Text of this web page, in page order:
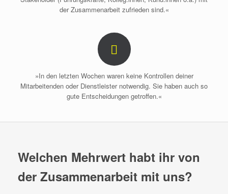
der Zusammenarbeit zufrieden sind.«
»In den letzten Wochen waren keine Kontrollen deiner
Mitarbeitenden oder Dienstleister notwendig. Sie haben auch so
gute Entscheidungen getroffen.«
Welchen Mehrwert habt ihr von
der Zusammenarbeit mit uns?